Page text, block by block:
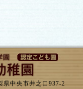
中央市井之口937-2